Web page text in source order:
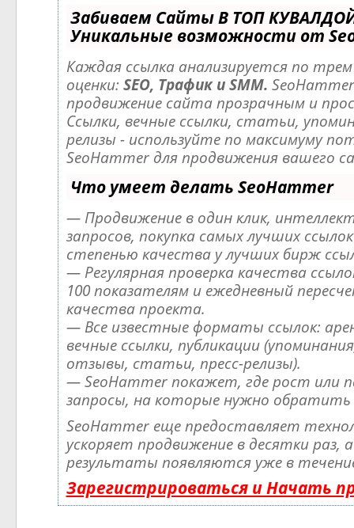
Забиваем Сайты В ТОП
Уникальные возможности от
Каждая ссылка анализируется по
оценки: SEO, Трафик и SMM.
продвижение сайта прозрачным и
Ссылки, вечные ссылки, статьи,
релизы - используйте по максимуму
SeoHammer для продвижения вашего
Что умеет делать SeoHammer
— Продвижение в один клик,
запросов, покупка самых лучших
степенью качества у лучших бирж
— Регулярная проверка качества
100 показателям и ежедневный
качества проекта.
— Все известные форматы ссылок:
вечные ссылки, публикации
отзывы, статьи, пресс-релизы).
— SeoHammer покажет, где рост или
запросы, на которые нужно обратить
SeoHammer еще предоставляет
ускоряет продвижение в десятки раз,
результаты появляются уже в
Зарегистрироваться и Начать